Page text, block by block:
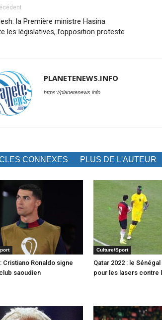
la Première ministre Hasina
les législatives, l’opposition proteste
PLANETENEWS.INFO
https://planetenews.info
CONNEXES PLUS DE L'AUTEUR
Cristiano Ronaldo signe
saoudien
Culture/Sport
Qatar 2022 : le
pour les lasers contre